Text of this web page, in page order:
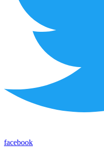
facebook